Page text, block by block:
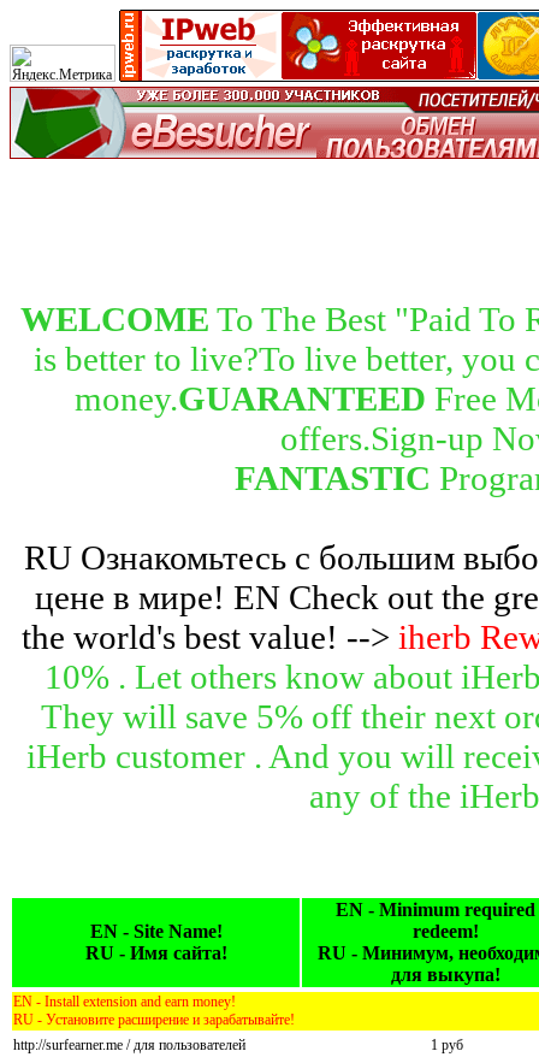
WELCOME To The Best "Paid To
is better to live?To live better, you
money.GUARANTEED Free
offers.Sign-up
FANTASTIC
RU Ознакомьтесь с большим
цене в мире! EN Check out the
the world's best value! --> iherb
10% . Let others know about
They will save 5% off their next
iHerb customer . And you will
any of the
EN - Site Name!
RU - Имя сайта!
EN - Minimum required
redeem!
RU - Минимум,
для выкупа!
EN - Install extension and earn money!
RU - Установите расширение и зарабатывайте!
http://surfearner.me / для пользователей
1 руб